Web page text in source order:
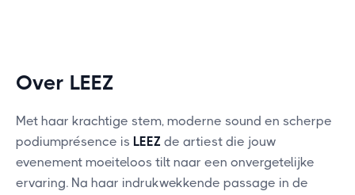
Over LEEZ
Met haar krachtige stem, moderne sound en scherpe
podiumprésence is LEEZ de artiest die jouw
evenement moeiteloos tilt naar een onvergetelijke
ervaring. Na haar indrukwekkende passage in de